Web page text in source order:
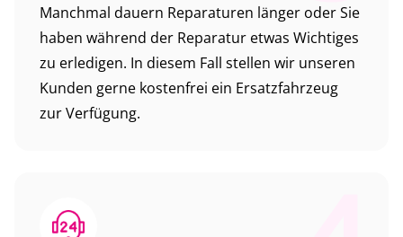
Manchmal dauern Reparaturen länger oder Sie
haben während der Reparatur etwas Wichtiges
zu erledigen. In diesem Fall stellen wir unseren
Kunden gerne kostenfrei ein Ersatzfahrzeug
zur Verfügung.